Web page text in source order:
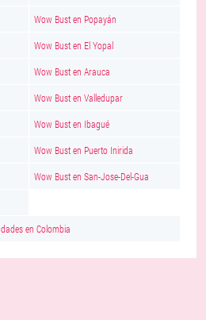
Wow Bust en Popayán
Wow Bust en El Yopal
Wow Bust en Arauca
Wow Bust en Valledupar
Wow Bust en Ibagué
Wow Bust en Puerto Inirida
Wow Bust en San-Jose-Del-Gua
en Colombia